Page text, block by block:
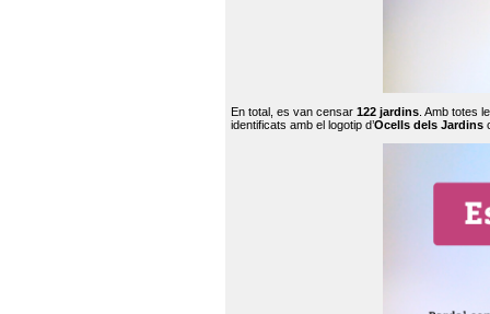
En total, es van censar 122 jardins . Amb totes
identificats amb el logotip d’Ocells dels Jardins